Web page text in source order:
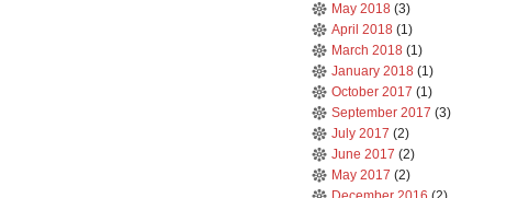
May 2018 (3)
April 2018 (1)
March 2018 (1)
January 2018 (1)
October 2017 (1)
September 2017 (3)
July 2017 (2)
June 2017 (2)
May 2017 (2)